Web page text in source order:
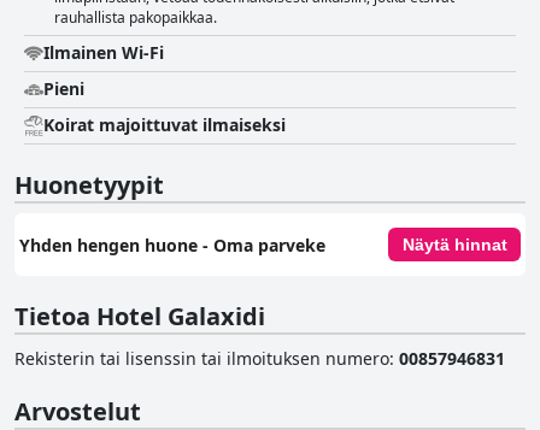
rauhallista pakopaikkaa.
Ilmainen Wi-Fi
Pieni
Koirat majoittuvat ilmaiseksi
Huonetyypit
Yhden hengen huone - Oma parveke Näytä hinnat
Tietoa Hotel Galaxidi
Rekisterin tai lisenssin tai ilmoituksen numero: 00857946831
Arvostelut